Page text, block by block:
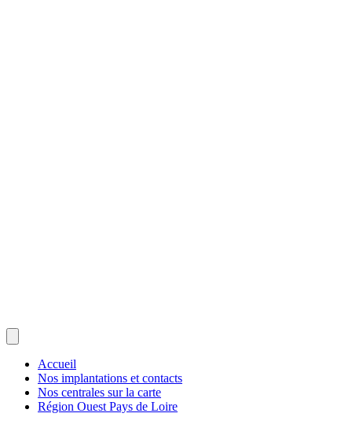
Accueil
Nos implantations et contacts
Nos centrales sur la carte
Région Ouest Pays de Loire